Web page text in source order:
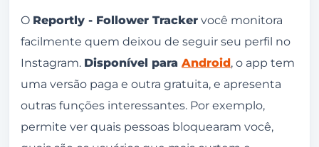
O Reportly - Follower Tracker você monitora
facilmente quem deixou de seguir seu perfil no
Instagram. Disponível para Android, o app tem
uma versão paga e outra gratuita, e apresenta
outras funções interessantes. Por exemplo,
permite ver quais pessoas bloquearam você,